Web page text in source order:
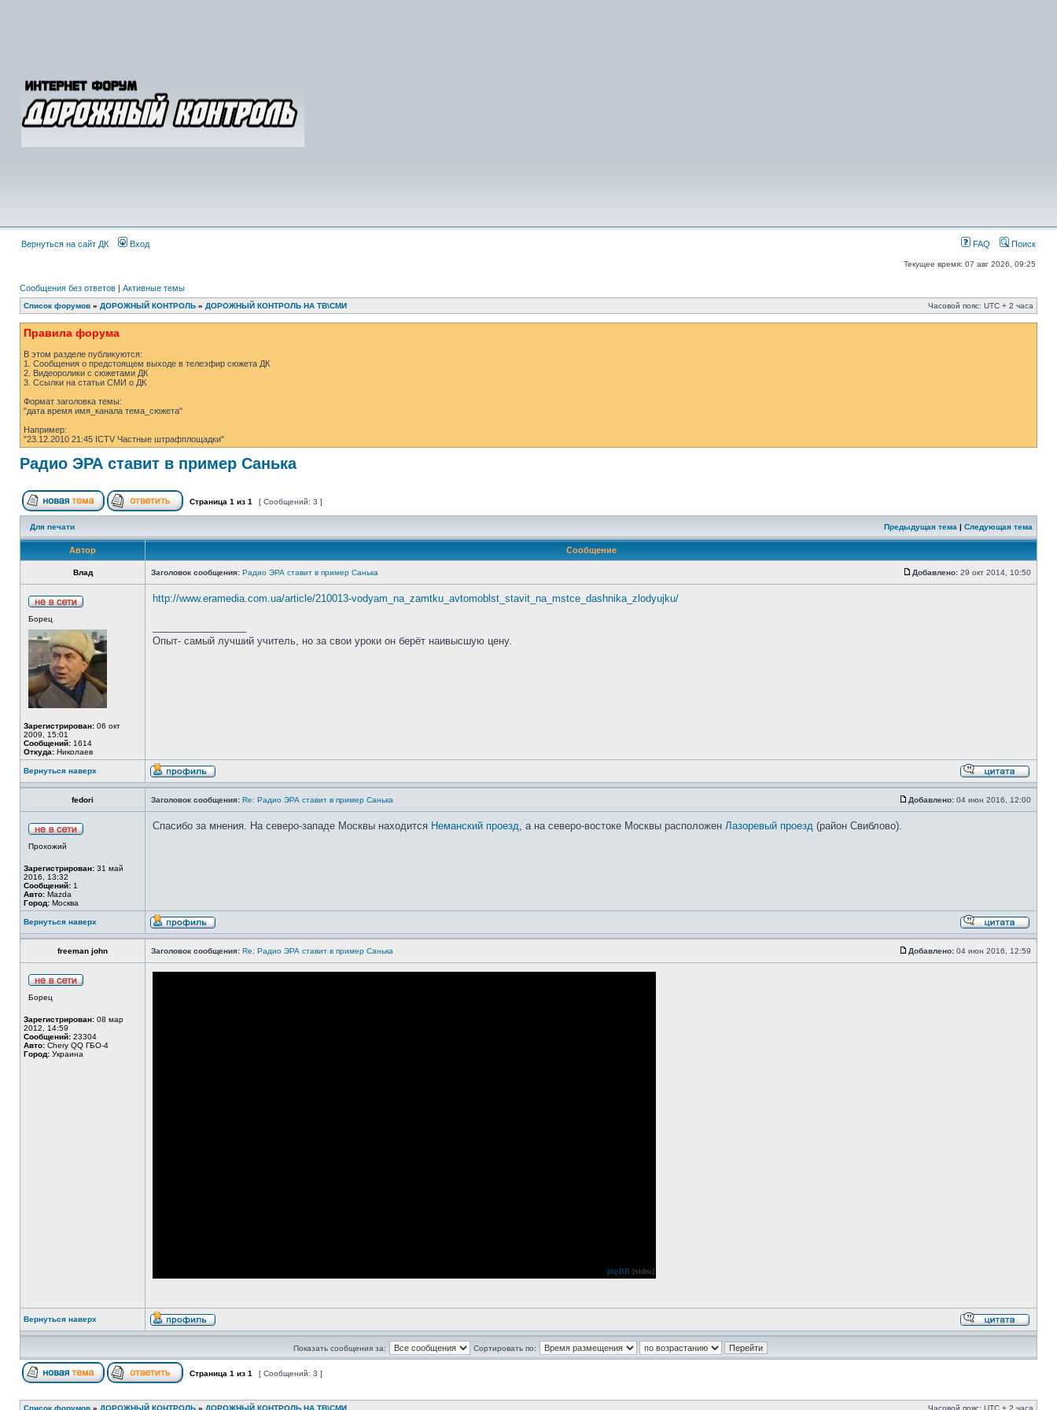
Вернуться на сайт ДК Вход FAQ Поиск
Текущее время: 07 авг 2026, 09:25
Сообщения без ответов | Активные темы
Список форумов » ДОРОЖНЫЙ КОНТРОЛЬ » ДОРОЖНЫЙ КОНТРОЛЬ НА ТВ\СМИ Часовой пояс: UTC + 2 часа
Правила форума
В этом разделе публикуются:
1. Сообщения о предстоящем выходе в телеэфир сюжета ДК
2. Видеоролики с сюжетами ДК
3. Ссылки на статьи СМИ о ДК
Формат заголовка темы:
"дата время имя_канала тема_сюжета"
Например:
"23.12.2010 21:45 ICTV Частные штрафплощадки"
Радио ЭРА ставит в пример Санька
Страница 1 из 1 [ Сообщений: 3 ]
Для печати Предыдущая тема | Следующая тема
Автор Сообщение
Влад Заголовок сообщения: Радио ЭРА ставит в пример Санька Добавлено: 29 окт 2014, 10:50
Борец
Зарегистрирован: 06 окт
2009, 15:01
Сообщений: 1614
Откуда: Николаев
http://www.eramedia.com.ua/article/210013-vodyam_na_zamtku_avtomoblst_stavit_na_mstce_dashnika_zlodyujku/
Опыт- самый лучший учитель, но за свои уроки он берёт наивысшую цену.
Вернуться наверх
fedori Заголовок сообщения: Re: Радио ЭРА ставит в пример Санька Добавлено: 04 июн 2016, 12:00
Прохожий
Зарегистрирован: 31 май
2016, 13:32
Сообщений: 1
Авто: Mazda
Город: Москва
Спасибо за мнения. На северо-западе Москвы находится Неманский проезд, а на северо-востоке Москвы расположен Лазоревый проезд (район Свиблово).
Вернуться наверх
freeman john Заголовок сообщения: Re: Радио ЭРА ставит в пример Санька Добавлено: 04 июн 2016, 12:59
Борец
Зарегистрирован: 08 мар
2012, 14:59
Сообщений: 23304
Авто: Chery QQ ГБО-4
Город: Украина
phpBB [video]
Вернуться наверх
Показать сообщения за: Сортировать по:
Страница 1 из 1 [ Сообщений: 3 ]
Список форумов » ДОРОЖНЫЙ КОНТРОЛЬ » ДОРОЖНЫЙ КОНТРОЛЬ НА ТВ\СМИ Часовой пояс: UTC + 2 часа